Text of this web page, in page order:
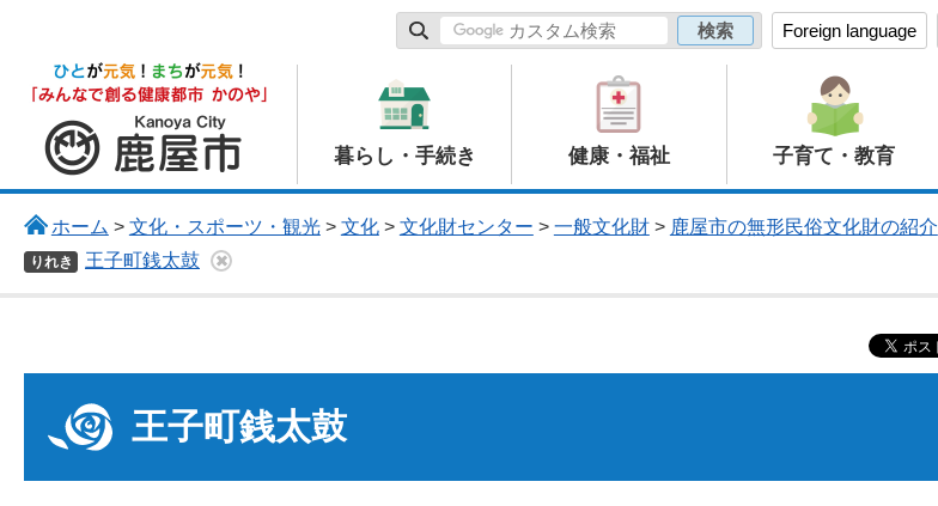
Foreign language
鹿屋市
暮らし・手続き 健康・福祉 子育て・教育
ホーム > 文化・スポーツ・観光> 文化> 文化財センター > 一般文化財> 鹿屋市の無形民俗文化財の紹介
りれき 王子町銭太鼓
王子町銭太鼓